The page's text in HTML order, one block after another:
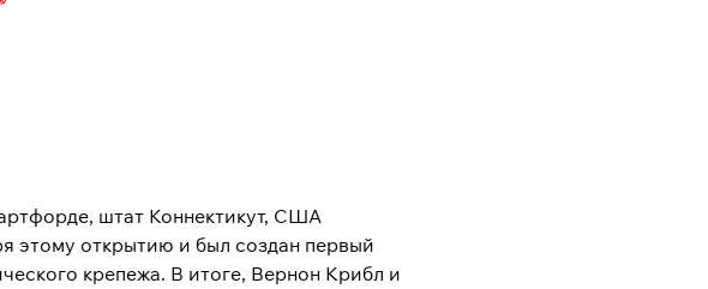
штат Коннектикут, США
этому открытию и был создан первый
крепежа. В итоге, Вернон Крибл и